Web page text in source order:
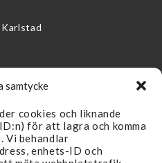
samtycke
cookies och liknande
för att lagra och komma
Vi behandlar
enhets-ID och